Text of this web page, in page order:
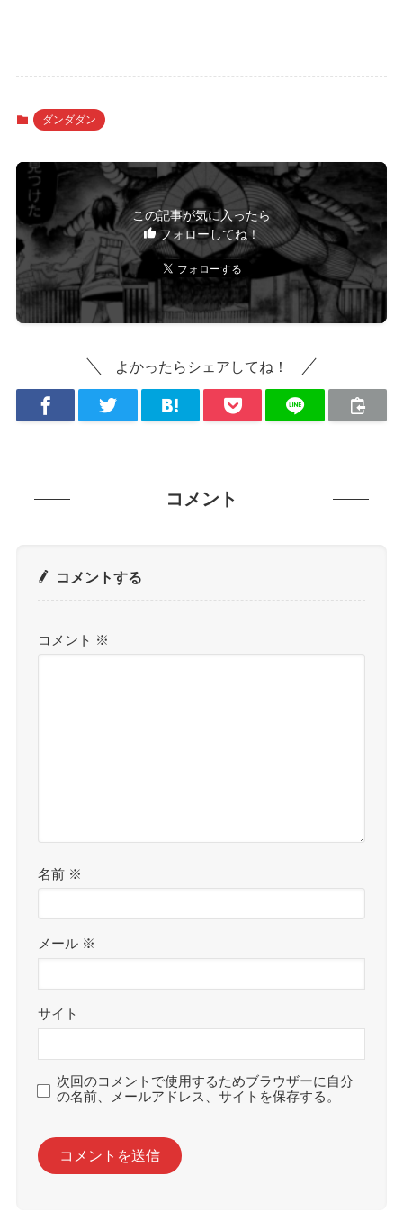
ダンダダン
この記事が気に入ったら
フォローしてね！
よかったらシェアしてね！
コメント
コメントする
コメント ※
名前 ※
メール ※
サイト
次回のコメントで使用するためブラウザーに自分
の名前、メールアドレス、サイトを保存する。